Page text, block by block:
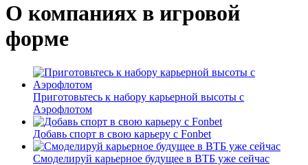
О компаниях в игровой
форме
Приготовьтесь к набору карьерной высоты с
Аэрофлотом
Добавь спорт в свою карьеру с Fonbet
Смоделируй карьерное будущее в ВТБ уже сейчас